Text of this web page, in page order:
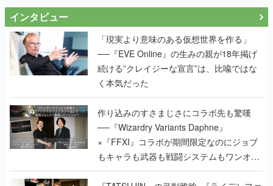
インタビュー
「現実より意味のある仮想世界を作る」
──『EVE Online』の生みの親が18年掲げ
続ける”クレイジーな宣言”は、比喩ではな
く本気だった
作り込みのすさまじさにコラボ先も驚嘆
──『Wizardry Variants Daphne』
×『FFXI』コラボが期間限定なのにジョブ
もキャラも武器も戦闘システムもワンオフ
で作り込まれた理由を両ディレクターに聞